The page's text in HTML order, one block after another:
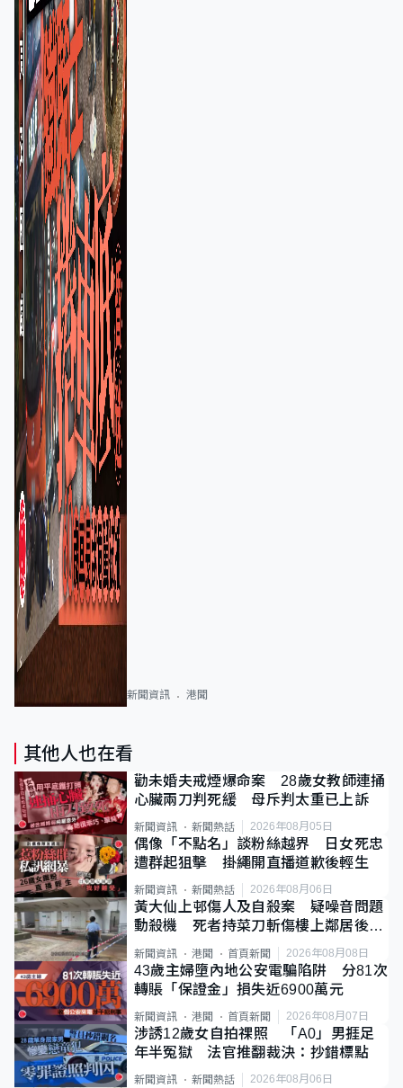
新聞資訊 港聞
其他人也在看
勸未婚夫戒煙爆命案 28歲女教師連捅
心臟兩刀判死緩 母斥判太重已上訴
新聞資訊 新聞熱話 2026年08月05日
偶像「不點名」談粉絲越界 日女死忠
遭群起狙擊 掛繩開直播道歉後輕生
新聞資訊 新聞熱話 2026年08月06日
黃大仙上邨傷人及自殺案 疑噪音問題
動殺機 死者持菜刀斬傷樓上鄰居後墮
新聞資訊 港聞 首頁新聞 2026年08月08日
43歲主婦墮內地公安電騙陷阱 分81次
轉賬「保證金」損失近6900萬元
新聞資訊 港聞 首頁新聞 2026年08月07日
涉誘12歲女自拍祼照 「A0」男捱足
年半冤獄 法官推翻裁決：抄錯標點
新聞資訊 新聞熱話 2026年08月06日